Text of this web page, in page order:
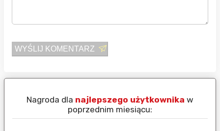
WYŚLIJ KOMENTARZ
Nagroda dla najlepszego użytkownika w
poprzednim miesiącu: